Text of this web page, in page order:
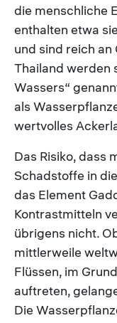
die menschliche
enthalten etwa
und sind reich
Thailand werden
Wassers“
als
wertvolles
Das Risiko, dass
Schadstoffe in
das Element
Kontrastmitteln
übrigens nicht.
mittlerweile
Flüssen, im
auftreten,
Die